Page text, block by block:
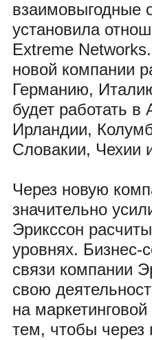
взаимовыгодные
установила
Extreme
новой компании
Германию,
будет работать в
Ирландии,
Словакии, Чехии
Через новую
значительно
Эрикссон
уровнях. Бизнес-
связи компании
свою
на
тем, чтобы через